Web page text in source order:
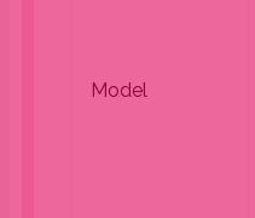
Model